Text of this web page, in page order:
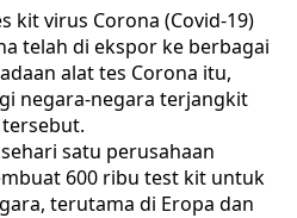
kit virus Corona (Covid-19)
telah di ekspor ke berbagai
alat tes Corona itu,
negara-negara terjangkit
satu perusahaan
600 ribu test kit untuk
terutama di Eropa dan